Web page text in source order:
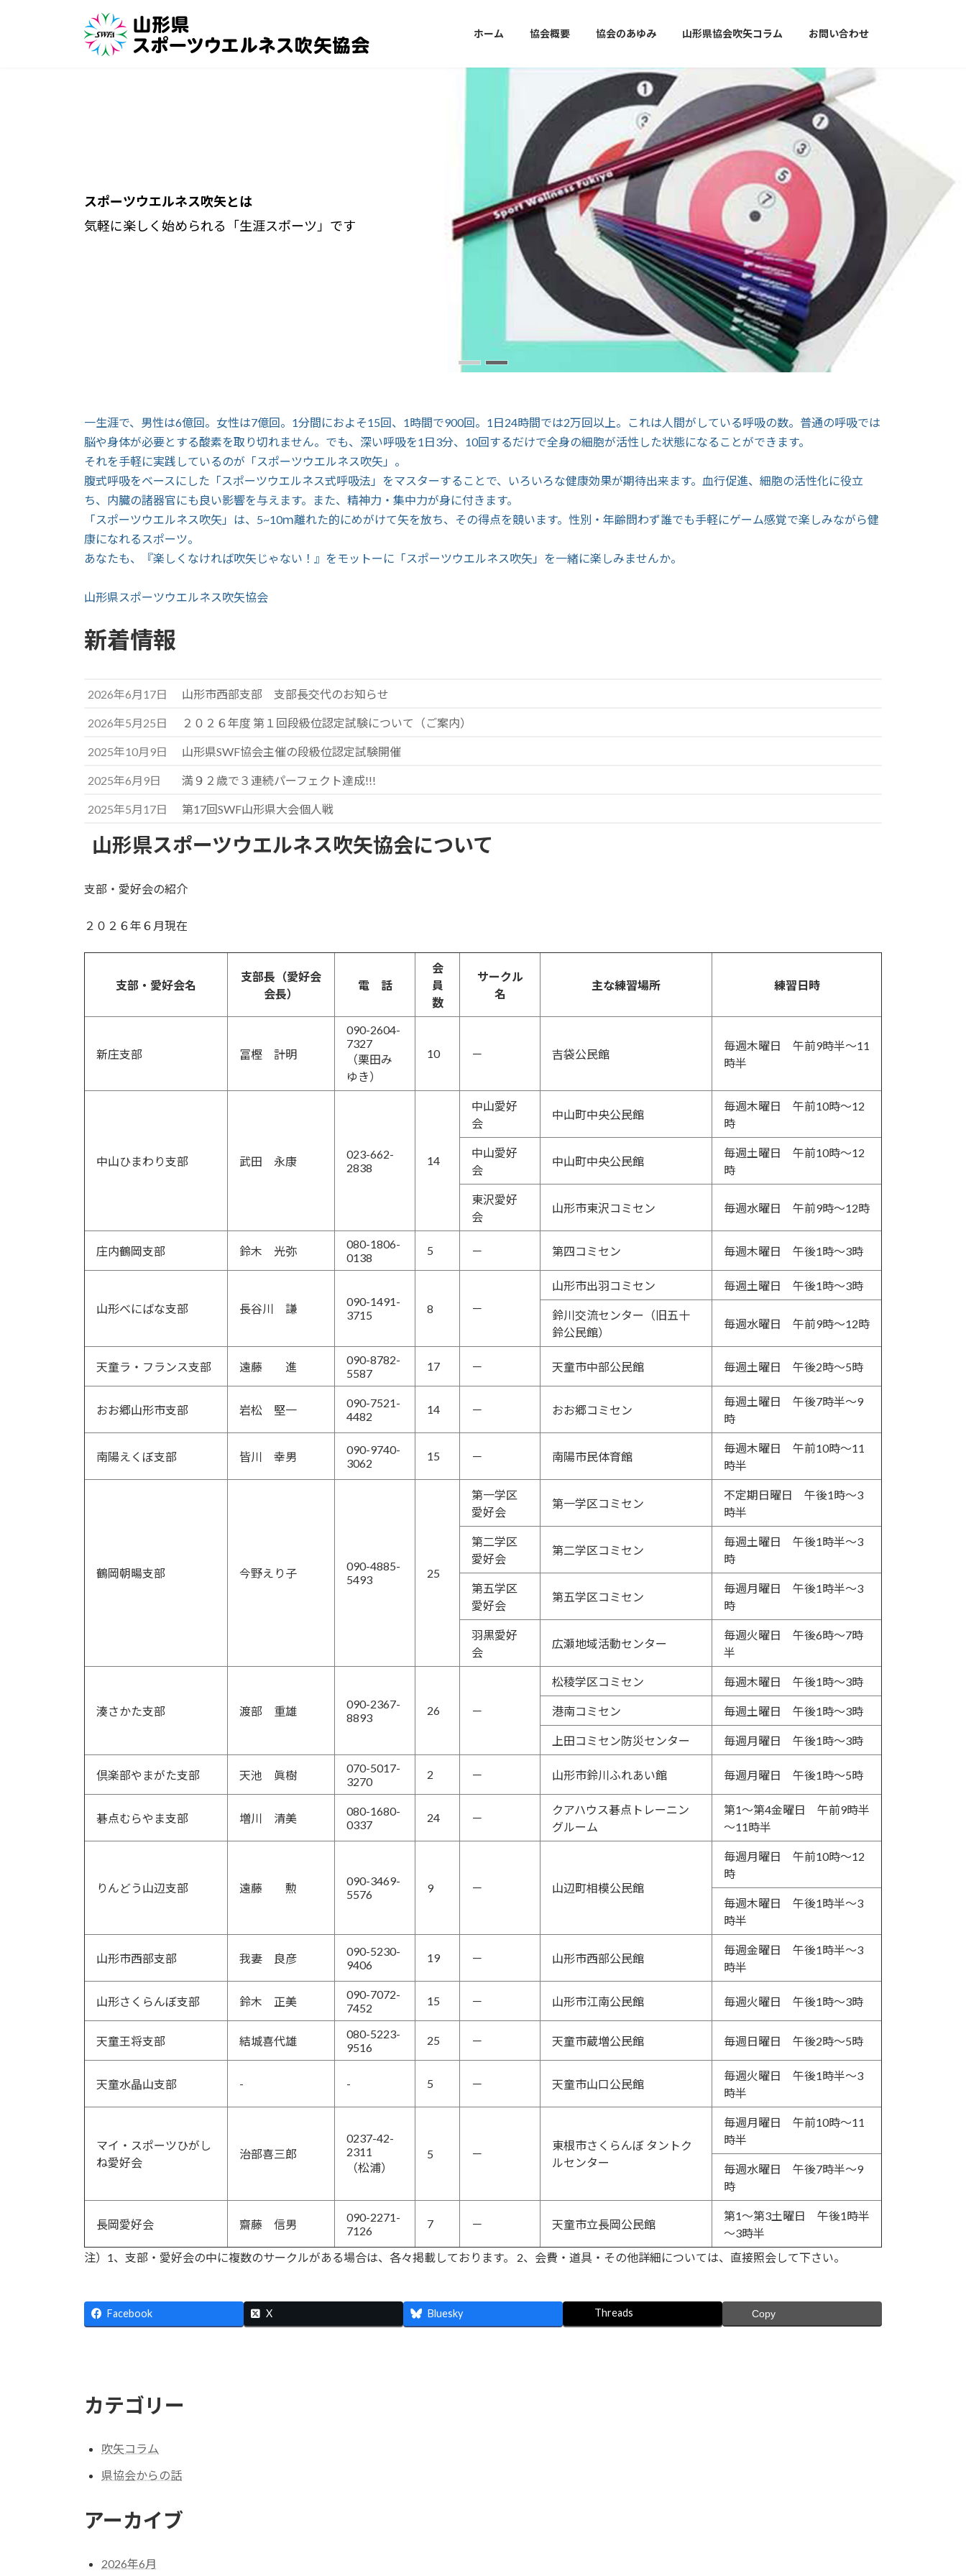
ホーム 協会概要 協会のあゆみ 山形県協会吹矢コラム お問い合わせ
スポーツウエルネス吹矢とは
気軽に楽しく始められる「生涯スポーツ」です
一生涯で、男性は6億回。女性は7億回。1分間におよそ15回、1時間で900回。1日24時間では2万回以上。これは人間がしている呼吸の数。普通の呼吸では
脳や身体が必要とする酸素を取り切れません。でも、深い呼吸を1日3分、10回するだけで全身の細胞が活性した状態になることができます。
それを手軽に実践しているのが「スポーツウエルネス吹矢」。
腹式呼吸をベースにした「スポーツウエルネス式呼吸法」をマスターすることで、いろいろな健康効果が期待出来ます。血行促進、細胞の活性化に役立
ち、内臓の諸器官にも良い影響を与えます。また、精神力・集中力が身に付きます。
「スポーツウエルネス吹矢」は、5~10ｍ離れた的にめがけて矢を放ち、その得点を競います。性別・年齢問わず誰でも手軽にゲーム感覚で楽しみながら健
康になれるスポーツ。
あなたも、『楽しくなければ吹矢じゃない！』をモットーに「スポーツウエルネス吹矢」を一緒に楽しみませんか。
山形県スポーツウエルネス吹矢協会
新着情報
2026年6月17日 山形市西部支部 支部長交代のお知らせ
2026年5月25日 ２０２６年度 第１回段級位認定試験について（ご案内）
2025年10月9日 山形県SWF協会主催の段級位認定試験開催
2025年6月9日 満９２歳で３連続パーフェクト達成!!!
2025年5月17日 第17回SWF山形県大会個人戦
山形県スポーツウエルネス吹矢協会について
支部・愛好会の紹介
２０２６年６月現在
支部・愛好会名
支部長（愛好会
会長）
電 話
会
員
数
サークル
名
主な練習場所 練習日時
新庄支部 冨樫 計明
090-2604-
7327
（栗田み
ゆき）
10 － 吉袋公民館
毎週木曜日 午前9時半～11
時半
中山ひまわり支部 武田 永康
023-662-
2838
14
中山愛好
会
中山町中央公民館
毎週木曜日 午前10時～12
時
中山愛好
会
中山町中央公民館
毎週土曜日 午前10時～12
時
東沢愛好
会
山形市東沢コミセン 毎週水曜日 午前9時～12時
庄内鶴岡支部 鈴木 光弥
080-1806-
0138
5 － 第四コミセン 毎週木曜日 午後1時～3時
山形べにばな支部 長谷川 謙
090-1491-
3715
8 －
山形市出羽コミセン 毎週土曜日 午後1時～3時
鈴川交流センター（旧五十
鈴公民館）
毎週水曜日 午前9時～12時
天童ラ・フランス支部 遠藤 進
090-8782-
5587
17 － 天童市中部公民館 毎週土曜日 午後2時～5時
おお郷山形市支部 岩松 堅一
090-7521-
4482
14 － おお郷コミセン
毎週土曜日 午後7時半～9
時
南陽えくぼ支部 皆川 幸男
090-9740-
3062
15 － 南陽市民体育館
毎週木曜日 午前10時～11
時半
鶴岡朝暘支部 今野えり子
090-4885-
5493
25
第一学区
愛好会
第一学区コミセン
不定期日曜日 午後1時～3
時半
第二学区
愛好会
第二学区コミセン
毎週土曜日 午後1時半～3
時
第五学区
愛好会
第五学区コミセン
毎週月曜日 午後1時半～3
時
羽黒愛好
会
広瀬地域活動センター
毎週火曜日 午後6時～7時
半
湊さかた支部 渡部 重雄
090-2367-
8893
26 －
松稜学区コミセン 毎週木曜日 午後1時～3時
港南コミセン 毎週土曜日 午後1時～3時
上田コミセン防災センター 毎週月曜日 午後1時～3時
倶楽部やまがた支部 天池 眞樹
070-5017-
3270
2 － 山形市鈴川ふれあい館 毎週月曜日 午後1時～5時
碁点むらやま支部 増川 清美
080-1680-
0337
24 －
クアハウス碁点トレーニン
グルーム
第1～第4金曜日 午前9時半
～11時半
りんどう山辺支部 遠藤 勲
090-3469-
5576
9 － 山辺町相模公民館
毎週月曜日 午前10時～12
時
毎週木曜日 午後1時半～3
時半
山形市西部支部 我妻 良彦
090-5230-
9406
19 － 山形市西部公民館
毎週金曜日 午後1時半～3
時半
山形さくらんぼ支部 鈴木 正美
090-7072-
7452
15 － 山形市江南公民館 毎週火曜日 午後1時～3時
天童王将支部 結城喜代雄
080-5223-
9516
25 － 天童市蔵増公民館 毎週日曜日 午後2時～5時
天童水晶山支部 - - 5 － 天童市山口公民館
毎週火曜日 午後1時半～3
時半
マイ・スポーツひがし
ね愛好会
治部喜三郎
0237-42-
2311
（松浦）
5 －
東根市さくらんぼ タントク
ルセンター
毎週月曜日 午前10時～11
時半
毎週水曜日 午後7時半～9
時
長岡愛好会 齋藤 信男
090-2271-
7126
7 － 天童市立長岡公民館
第1～第3土曜日 午後1時半
～3時半
注）1、支部・愛好会の中に複数のサークルがある場合は、各々掲載しております。 2、会費・道具・その他詳細については、直接照会して下さい。
Facebook X Bluesky Threads Copy
カテゴリー
吹矢コラム
県協会からの話
アーカイブ
2026年6月